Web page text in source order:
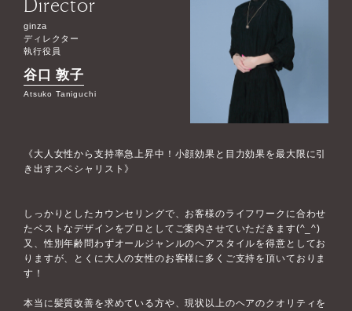
ginza
ディレクター
執行役員
谷口 敦子
Atsuko Taniguchi
《大人女性から支持率急上昇中！小顔効果と目力効果を最大限に引
き出すスペシャリスト》
しっかりとしたカウンセリングで、お客様のライフワークに合わせ
たベストなデザインをプロとしてご案内させていただきます(^_^)
又、性別年齢問わずオールジャンルのヘアスタイルを得意としてお
りますが、とくに大人の女性のお客様に多くご支持を頂いておりま
す！
本当に髪質改善を求めている方や、現状以上のヘアのクオリティを